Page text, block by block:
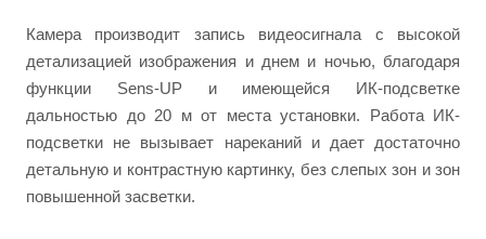
Камера производит запись видеосигнала с высокой
детализацией изображения и днем и ночью, благодаря
функции Sens-UP и имеющейся ИК-подсветке
дальностью до 20 м от места установки. Работа ИК-
подсветки не вызывает нареканий и дает достаточно
детальную и контрастную картинку, без слепых зон и зон
повышенной засветки.